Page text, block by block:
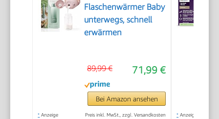
Flaschenwärmer Baby
unterwegs, schnell
erwärmen
71,99 €
89,99 €
Bei Amazon ansehen
* Anzeige Preis inkl. MwSt., zzgl. Versandkosten * Anzeige